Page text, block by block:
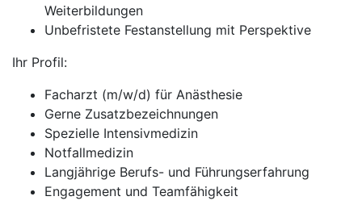
Weiterbildungen
Unbefristete Festanstellung mit Perspektive
Ihr Profil:
Facharzt (m/w/d) für Anästhesie
Gerne Zusatzbezeichnungen
Spezielle Intensivmedizin
Notfallmedizin
Langjährige Berufs- und Führungserfahrung
Engagement und Teamfähigkeit